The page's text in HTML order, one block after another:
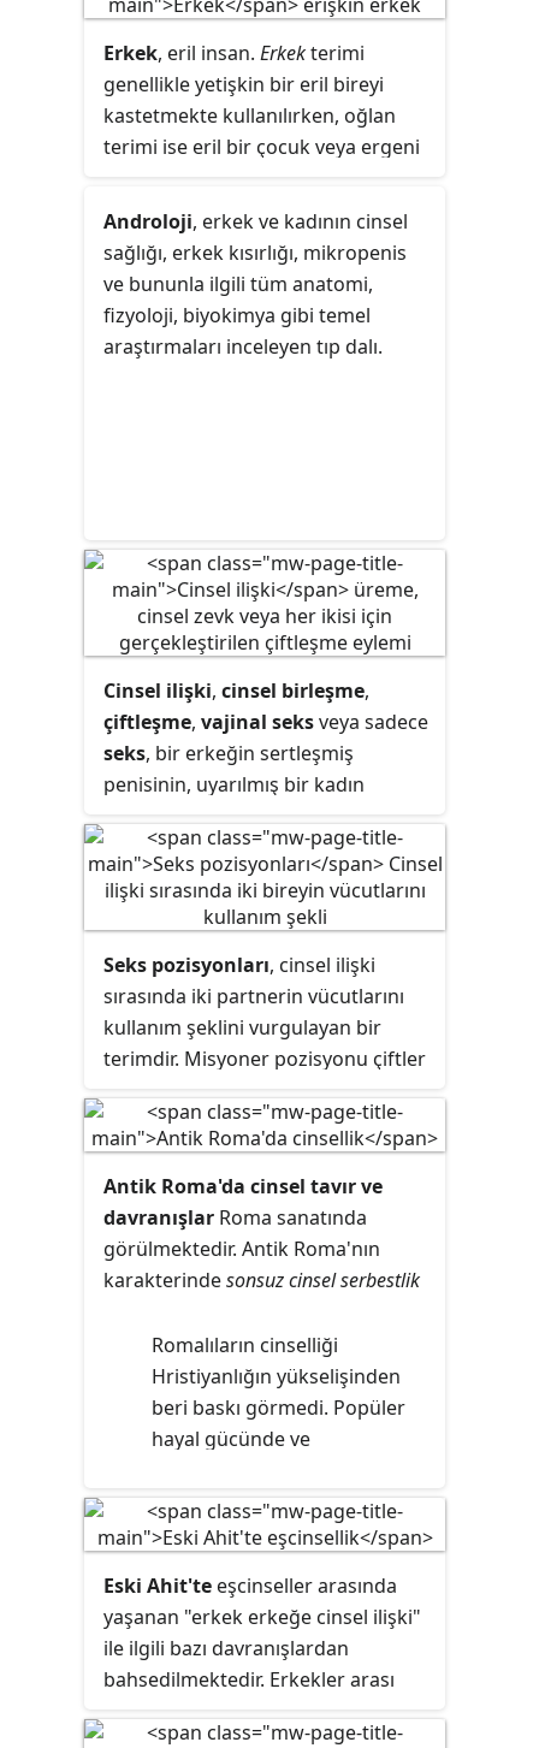
Erkek, eril insan. Erkekterimi
genellikle yetişkin bir eril bireyi
kastetmekte kullanılırken, oğlan
terimi ise eril bir çocuk veya ergeni
erkek
terimi aynı zamanda bazen
yaş gözetmeksizin bir eril insanı
tanımlamak için de kullanılır; tıpkı
"erkek basketbolu" ifadesinde
olduğu gibi.
Androloji, erkek ve kadının cinsel
sağlığı, erkek kısırlığı, mikropenis
ve bununla ilgili tüm anatomi,
fizyoloji, biyokimya gibi temel
araştırmaları inceleyen tıp dalı.
Cinsel ilişki, cinsel birleşme,
çiftleşme, vajinal seksveya sadece
seks, bir erkeğin sertleşmiş
penisinin, uyarılmış bir kadın
kapsayan, cinsel zevk ya da üreme
amaçlı yapılan bedensel ilişkidir.
Bunun yanı sıra, diğer penetrasyon
tehlikesi içeren anal seks, oral seks,
parmaklama, dildo kullanma gibi
cinsel aktiviteler de eşcinsel veya
heteroseksüel olmasına
bakılmaksızın bir cinsel birleşme
olarak kabul edilirler.
Seks pozisyonları, cinsel ilişki
sırasında iki partnerin vücutlarını
kullanım şeklini vurgulayan bir
terimdir. Misyoner pozisyonu çiftler
cinsel birleşme şeklidir.
Antik Roma'da cinsel tavır ve
davranışlar Roma sanatında
görülmektedir. Antik Roma'nın
karakterindesonsuz cinsel serbestlik
Romalıların cinselliği
Hristiyanlığın yükselişinden
beri baskı görmedi. Popüler
hayal gücünde ve
serbestlik aynı anlama
gelmektedir.
Eski Ahit'te eşcinseller arasında
yaşanan "erkek erkeğe cinsel ilişki"
ile ilgili bazı davranışlardan
bahsedilmektedir. Erkekler arası
kınama Levililer kitabında bulunur